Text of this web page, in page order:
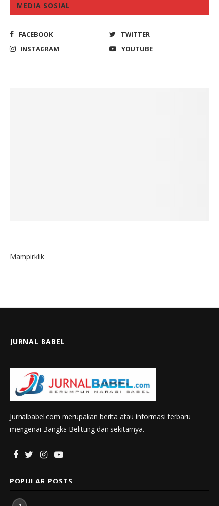
MEDIA SOSIAL
FACEBOOK
TWITTER
INSTAGRAM
YOUTUBE
Mampirklik
JURNAL BABEL
Jurnalbabel.com merupakan berita atau informasi terbaru
mengenai Bangka Belitung dan sekitarnya.
POPULAR POSTS